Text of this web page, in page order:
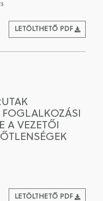
LETÖLTHETŐ PDF
A VEZETŐI
LETÖLTHETŐ PDF